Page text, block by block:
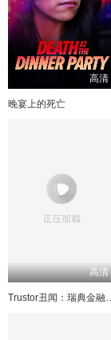
高清
晚宴上的死亡
高清
Trustor丑闻